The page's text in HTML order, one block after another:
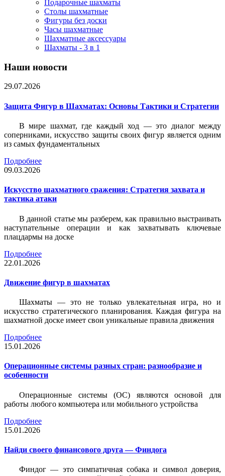
Подарочные шахматы
Столы шахматные
Фигуры без доски
Часы шахматные
Шахматные аксессуары
Шахматы - 3 в 1
Наши новости
29.07.2026
Защита Фигур в Шахматах: Основы Тактики и Стратегии
В мире шахмат, где каждый ход — это диалог между
соперниками, искусство защиты своих фигур является одним
из самых фундаментальных
Подробнее
09.03.2026
Искусство шахматного сражения: Стратегия захвата и
тактика атаки
В данной статье мы разберем, как правильно выстраивать
наступательные операции и как захватывать ключевые
плацдармы на доске
Подробнее
22.01.2026
Движение фигур в шахматах
Шахматы — это не только увлекательная игра, но и
искусство стратегического планирования. Каждая фигура на
шахматной доске имеет свои уникальные правила движения
Подробнее
15.01.2026
Операционные системы разных стран: разнообразие и
особенности
Операционные системы (ОС) являются основой для
работы любого компьютера или мобильного устройства
Подробнее
15.01.2026
Найди своего финансового друга — Финдога
Финдог — это симпатичная собака и символ доверия,